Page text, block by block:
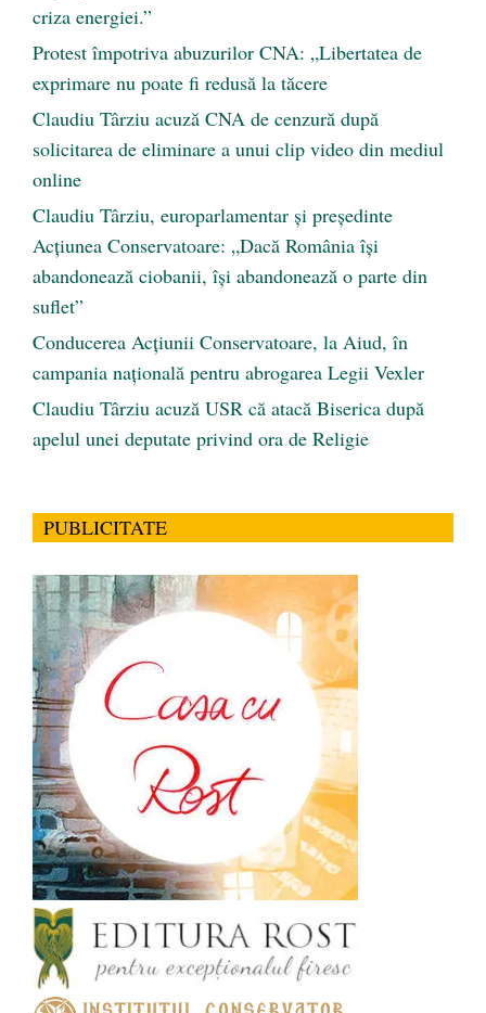
criza energiei.”
Protest împotriva abuzurilor CNA: „Libertatea de
exprimare nu poate fi redusă la tăcere
Claudiu Târziu acuză CNA de cenzură după
solicitarea de eliminare a unui clip video din mediul
online
Claudiu Târziu, europarlamentar și președinte
Acțiunea Conservatoare: „Dacă România își
abandonează ciobanii, își abandonează o parte din
suflet”
Conducerea Acțiunii Conservatoare, la Aiud, în
campania națională pentru abrogarea Legii Vexler
Claudiu Târziu acuză USR că atacă Biserica după
apelul unei deputate privind ora de Religie
PUBLICITATE